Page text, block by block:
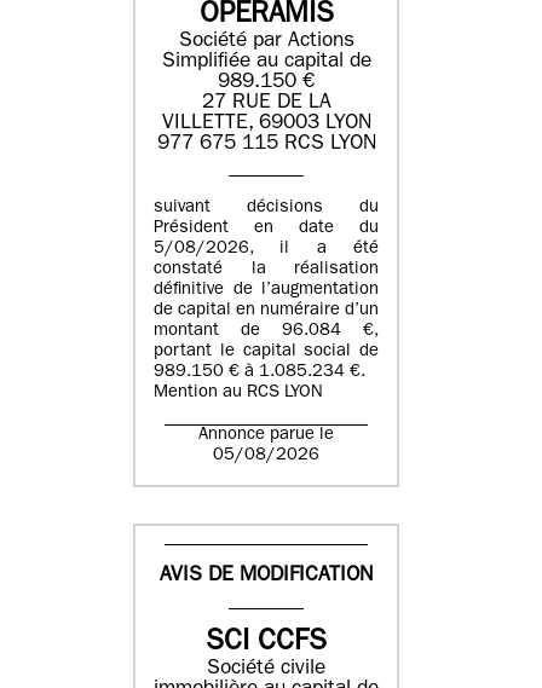
OPERAMIS
Société par Actions
Simplifiée au capital de
989.150 €
27 RUE DE LA
VILLETTE, 69003 LYON
977 675 115 RCS LYON
suivant décisions du
Président en date du
5/08/2026, il a été
constaté la réalisation
définitive de l’augmentation
de capital en numéraire d’un
montant de 96.084 €,
portant le capital social de
989.150 € à 1.085.234 €.
Mention au RCS LYON
Annonce parue le
05/08/2026
AVIS DE MODIFICATION
SCI CCFS
Société civile